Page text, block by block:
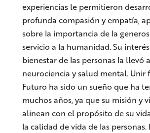
experiencias le permitieron
profunda compasión y empatía,
sobre la importancia de la
servicio a la humanidad. Su
bienestar de las personas la llevó
neurociencia y salud mental. Unir
Futuro ha sido un sueño que ha
muchos años, ya que su misión y
alinean con el propósito de su
la calidad de vida de las personas.